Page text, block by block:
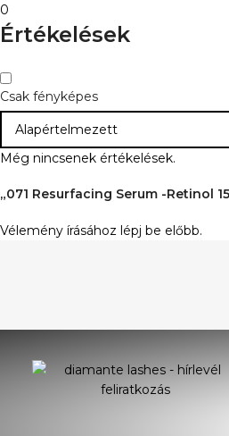
0
Értékelések
Csak fényképes
Még nincsenek értékelések.
„071 Resurfacing Serum -Retinol
Vélemény írásához lépj be előbb.